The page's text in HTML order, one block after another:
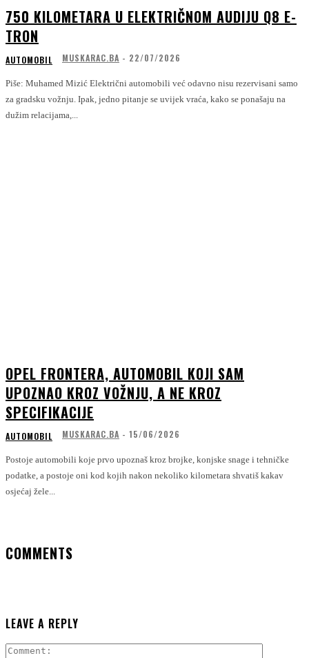
750 KILOMETARA U ELEKTRIČNOM AUDIJU Q8 E-
TRON
AUTOMOBIL MUSKARAC.BA - 22/07/2026
Piše: Muhamed Mizić Električni automobili već odavno nisu rezervisani samo
za gradsku vožnju. Ipak, jedno pitanje se uvijek vraća, kako se ponašaju na
dužim relacijama,...
OPEL FRONTERA, AUTOMOBIL KOJI SAM
UPOZNAO KROZ VOŽNJU, A NE KROZ
SPECIFIKACIJE
AUTOMOBIL MUSKARAC.BA - 15/06/2026
Postoje automobili koje prvo upoznaš kroz brojke, konjske snage i tehničke
podatke, a postoje oni kod kojih nakon nekoliko kilometara shvatiš kakav
osjećaj žele...
COMMENTS
LEAVE A REPLY